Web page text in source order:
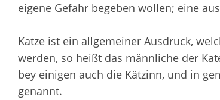
eigene Gefahr begeben wollen; eine
Katze ist ein allgemeiner Ausdruck,
werden, so heißt das männliche der
bey einigen auch die Kätzinn, und in
genannt.